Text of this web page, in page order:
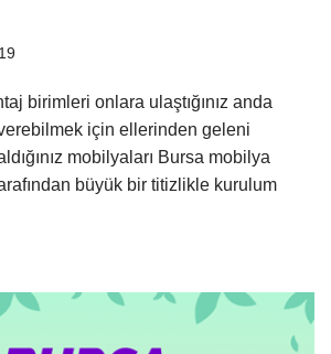
birimleri onlara ulaştığınız anda
için ellerinden geleni
mobilyaları Bursa mobilya
büyük bir titizlikle kurulum